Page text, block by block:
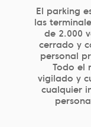
El parking
las
de 2.000
cerrado y
personal
Todo el
vigilado y
cualquier